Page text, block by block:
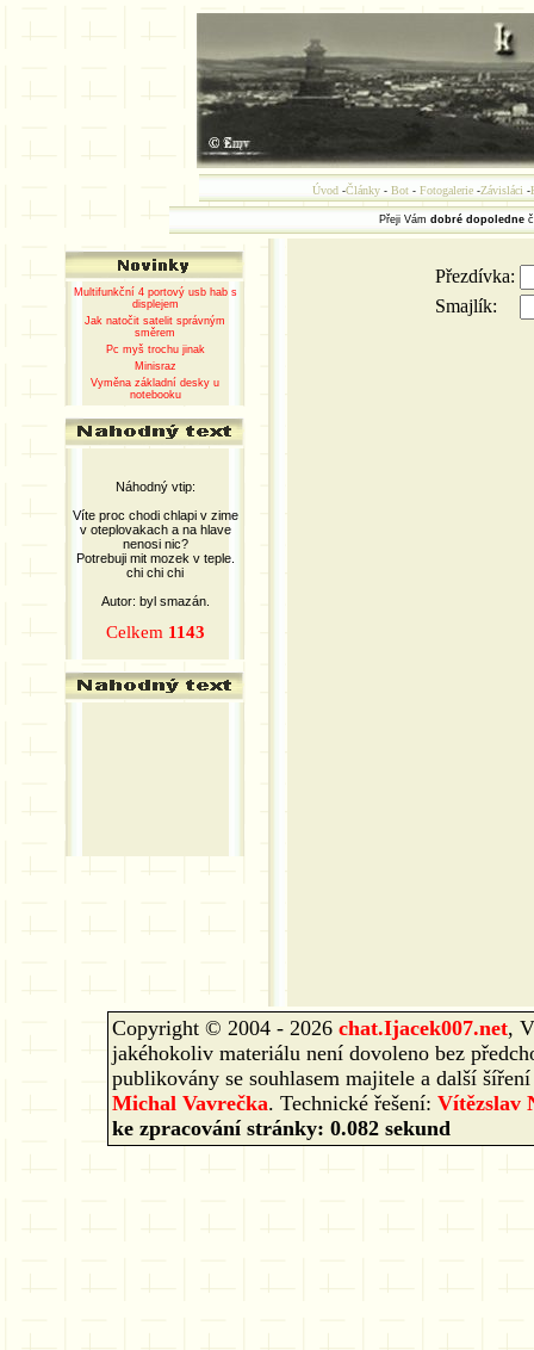
Úvod -Články - Bot - Fotogalerie -Závisláci -
Přeji Vám dobré dopoledne
Multifunkční 4 portový usb hab s
displejem
Jak natočit satelit správným
směrem
Pc myš trochu jinak
Minisraz
Vyměna základní desky u
notebooku
Náhodný vtip:
Víte proc chodi chlapi v zime
v oteplovakach a na hlave
nenosi nic?
Potrebuji mit mozek v teple.
chi chi chi
Autor: byl smazán.
Celkem 1143
Přezdívka:
Smajlík:
Copyright © 2004 - 2026 chat.Ijacek007.net,
jakéhokoliv materiálu není dovoleno bez
publikovány se souhlasem majitele a další
Michal Vavrečka. Technické řešení: Vítězslav
ke zpracování stránky: 0.082 sekund